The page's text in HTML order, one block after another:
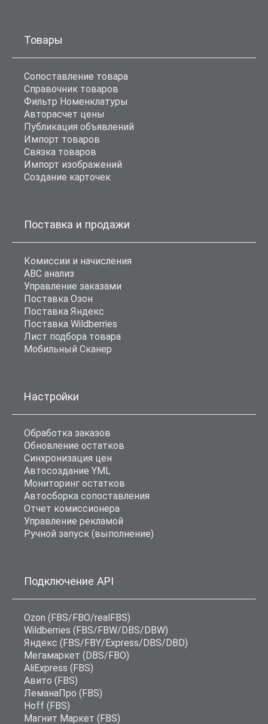
Товары
Сопоставление товара
Справочник товаров
Фильтр Номенклатуры
Авторасчет цены
Публикация объявлений
Импорт товаров
Связка товаров
Импорт изображений
Создание карточек
Поставка и продажи
Комиссии и начисления
ABC анализ
Управление заказами
Поставка Озон
Поставка Яндекс
Поставка Wildberries
Лист подбора товара
Мобильный Сканер
Настройки
Обработка заказов
Обновление остатков
Синхронизация цен
Автосоздание YML
Мониторинг остатков
Автосборка сопоставления
Отчет комиссионера
Управление рекламой
Ручной запуск (выполнение)
Подключение API
Ozon (FBS/FBO/realFBS)
Wildberries (FBS/FBW/DBS/DBW)
Яндекс (FBS/FBY/Express/DBS/DBD)
Мегамаркет (DBS/FBO)
AliExpress (FBS)
Авито (FBS)
ЛеманаПро (FBS)
Hoff (FBS)
Магнит Маркет (FBS)